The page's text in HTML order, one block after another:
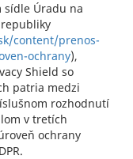
sídle Úradu na
content/prenos-
ochrany),
Shield so
patria medzi
rozhodnutí
v tretích
ochrany